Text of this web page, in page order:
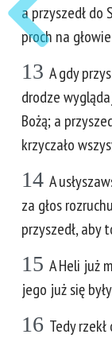
a przyszedł do
proch na
13 A gdy
drodze
Bożą; a
krzyczało
14 A
za głos
przyszedł, aby
15 A Heli już
jego już się
16 Tedy